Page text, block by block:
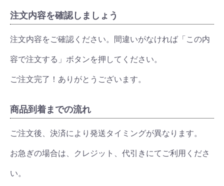
注文内容を確認しましょう
注文内容をご確認ください。間違いがなければ「この内
容で注文する」ボタンを押してください。
ご注文完了！ありがとうございます。
商品到着までの流れ
ご注文後、決済により発送タイミングが異なります。
お急ぎの場合は、クレジット、代引きにてご利用くださ
い。